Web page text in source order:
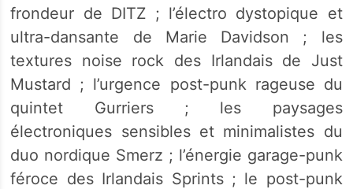
frondeur de DITZ ; l’électro dystopique et
ultra-dansante de Marie Davidson ; les
textures noise rock des Irlandais de Just
Mustard ; l’urgence post-punk rageuse du
quintet Gurriers ; les paysages
électroniques sensibles et minimalistes du
duo nordique Smerz ; l’énergie garage-punk
féroce des Irlandais Sprints ; le post-punk